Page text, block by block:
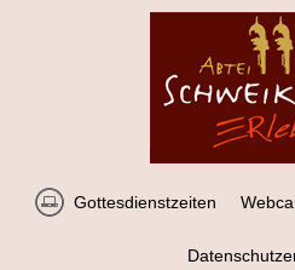
Gottesdienstzeiten